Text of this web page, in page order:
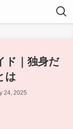
ド｜独身だ
は
24, 2025